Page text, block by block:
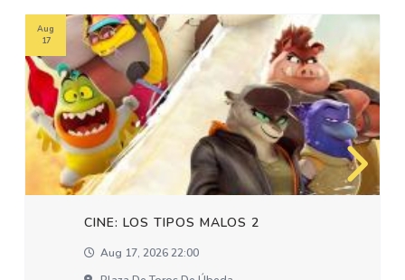
CINE: LOS TIPOS MALOS 2
Aug 17, 2026 22:00
Aug
17